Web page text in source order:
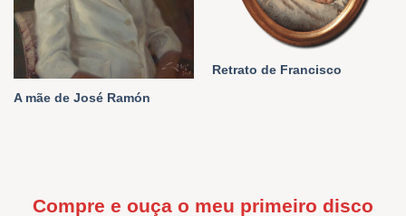
A mãe de José Ramón
Retrato de Francisco
Compre e ouça o meu primeiro disco